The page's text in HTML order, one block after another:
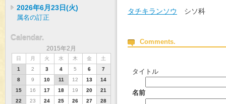
タチキランソウ シソ科
Comments.
タイトル
名前
2026年6月23日(火)
属名の訂正
Calendar.
2015年2月
日 月 火 水 木 金
土
1
2 3 4 5 6
7
8
9 10 11 12 13
14
15
16 17 18 19 20
21
22
23 24 25 26 27 28